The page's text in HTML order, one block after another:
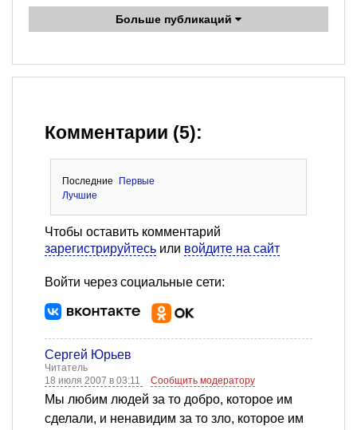
Больше публикаций
Комментарии (5):
Последние
Первые
Лучшие
Чтобы оставить комментарий
зарегистрируйтесь или войдите на сайт
Войти через социальные сети:
Сергей Юрьев
Читатель
18 июля 2007 в 03:11
Сообщить модератору
Мы любим людей за то добро, которое им
сделали, и ненавидим за то зло, которое им